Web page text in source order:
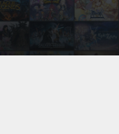
건강 지킴